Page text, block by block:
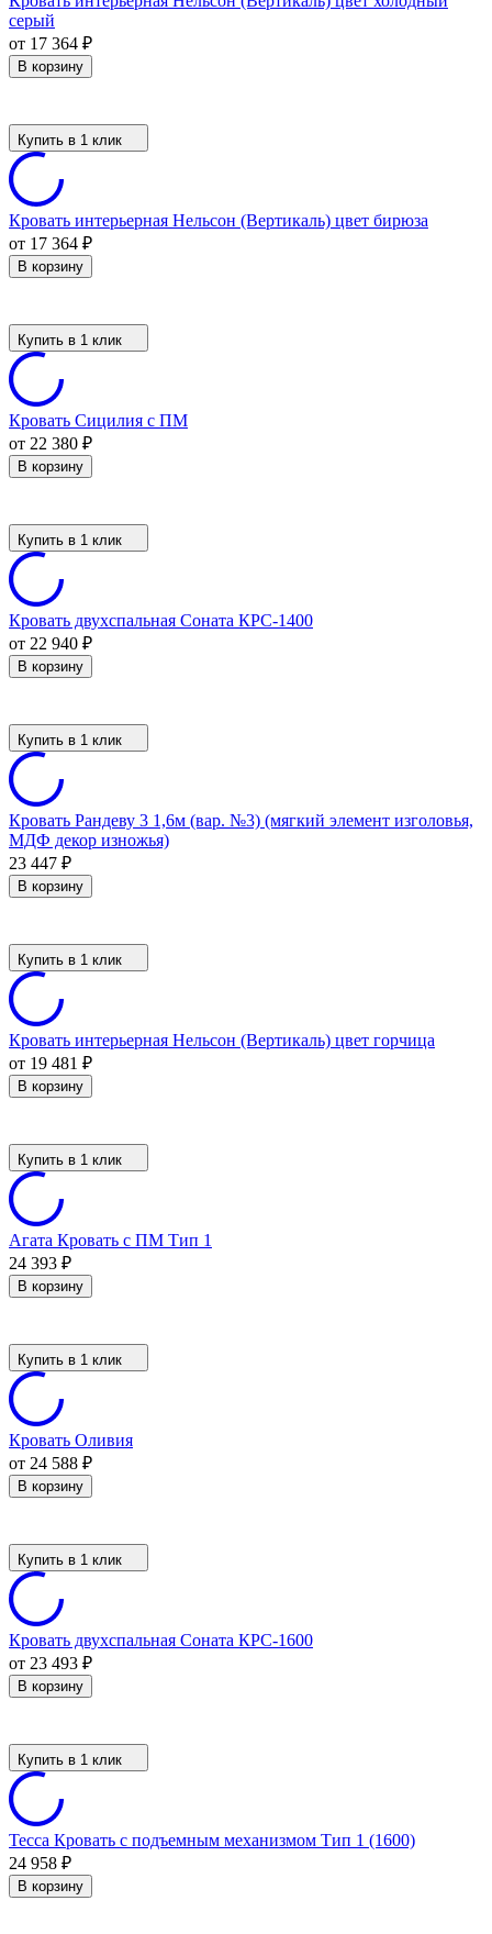
серый
от 17 364 ₽
В корзину
Купить в 1 клик
Кровать интерьерная Нельсон (Вертикаль) цвет бирюза
от 17 364 ₽
В корзину
Купить в 1 клик
Кровать Сицилия с ПМ
от 22 380 ₽
В корзину
Купить в 1 клик
Кровать двухспальная Соната КРС-1400
от 22 940 ₽
В корзину
Купить в 1 клик
Кровать Рандеву 3 1,6м (вар. №3) (мягкий элемент изголовья,
МДФ декор изножья)
23 447 ₽
В корзину
Купить в 1 клик
Кровать интерьерная Нельсон (Вертикаль) цвет горчица
от 19 481 ₽
В корзину
Купить в 1 клик
Агата Кровать с ПМ Тип 1
24 393 ₽
В корзину
Купить в 1 клик
Кровать Оливия
от 24 588 ₽
В корзину
Купить в 1 клик
Кровать двухспальная Соната КРС-1600
от 23 493 ₽
В корзину
Купить в 1 клик
Тесса Кровать с подъемным механизмом Тип 1 (1600)
24 958 ₽
В корзину